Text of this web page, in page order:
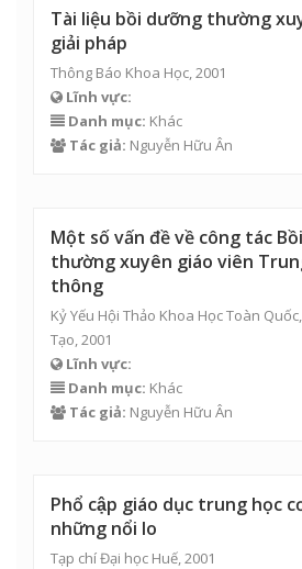
Tài liệu bồi dưỡng thường
giải pháp
Thông Báo Khoa Học, 2001
Lĩnh vực:
Danh mục: Khác
Tác giả: Nguyễn Hữu Ân
Một số vấn đề về công tác
thường xuyên giáo viên
thông
Kỷ Yếu Hội Thảo Khoa Học Toàn
Tạo, 2001
Lĩnh vực:
Danh mục: Khác
Tác giả: Nguyễn Hữu Ân
Phổ cập giáo dục trung học
những nổi lo
Tạp chí Đại học Huế, 2001